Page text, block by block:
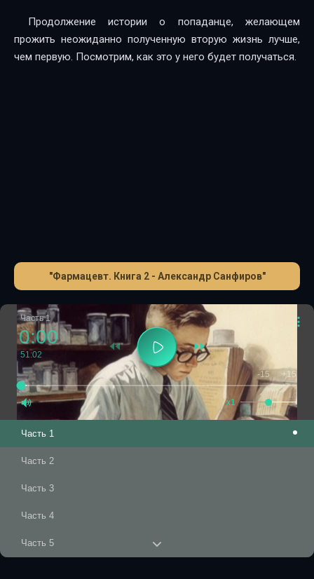
Продолжение истории о попаданце, желающем
прожить неожиданно полученную вторую жизнь лучше,
чем первую. Посмотрим, как это у него будет получаться.
"Фармацевт. Книга 2 - Александр Санфиров"
Часть 1
0:00
51:02
1.0
x1
-15 +15
Часть 1
Часть 2
Часть 3
Часть 4
Часть 5